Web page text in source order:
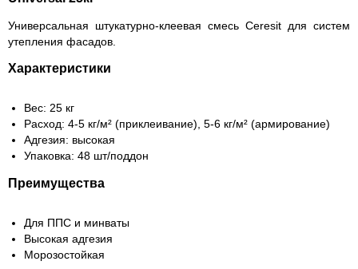
Универсальная штукатурно-клеевая смесь Ceresit для систем
утепления фасадов.
Характеристики
Вес: 25 кг
Расход: 4-5 кг/м² (приклеивание), 5-6 кг/м² (армирование)
Адгезия: высокая
Упаковка: 48 шт/поддон
Преимущества
Для ППС и минваты
Высокая адгезия
Морозостойкая